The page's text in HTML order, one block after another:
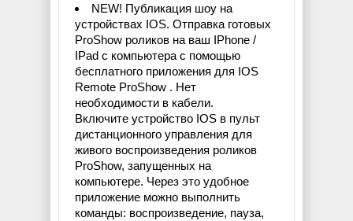
NEW! Публикация шоу на
устройствах IOS. Отправка готовых
ProShow роликов на ваш IPhone /
IPad с компьютера с помощью
бесплатного приложения для IOS
Remote ProShow . Нет
необходимости в кабели.
Включите устройство IOS в пульт
дистанционного управления для
живого воспроизведения роликов
ProShow, запущенных на
компьютере. Через это удобное
приложение можно выполнить
команды: воспроизведение, пауза,